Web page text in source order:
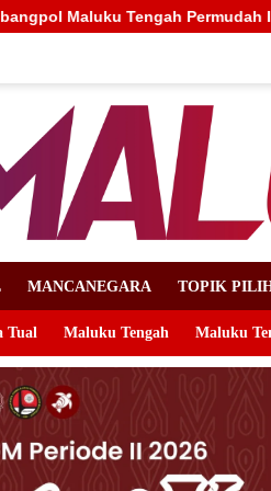
Lewat QR Code,
MANCANEGARA TOPIK
Tual Maluku Tengah Maluku